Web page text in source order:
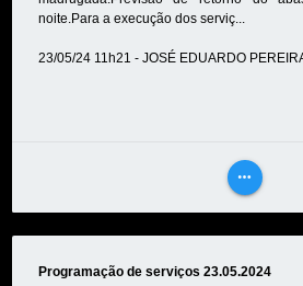
noite.Para a execução dos serviç...
23/05/24 11h21 - JOSÉ EDUARDO
more_horiz
VEJA
Programação de serviços 23.05.2024